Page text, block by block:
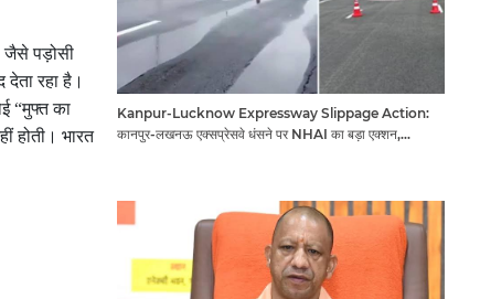
जैसे पड़ोसी
रहा है।
“मुफ्त का
होती। भारत
Kanpur-Lucknow Expressway Slippage Action:
कानपुर-लखनऊ एक्सप्रेसवे धंसने पर NHAI का बड़ा एक्शन,